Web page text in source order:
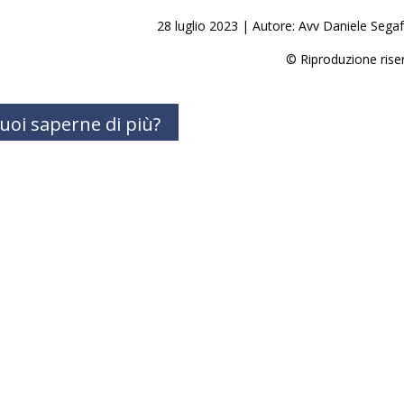
28 luglio 2023 | Autore: Avv Daniele
© Riproduzione
saperne di più?